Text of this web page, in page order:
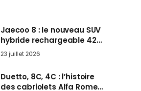
Jaecoo 8 : le nouveau SUV
hybride rechargeable 428
ch qui vise l’Audi Q7 arrive
en Europe cet automne
23 juillet 2026
Duetto, 8C, 4C : l’histoire
des cabriolets Alfa Romeo,